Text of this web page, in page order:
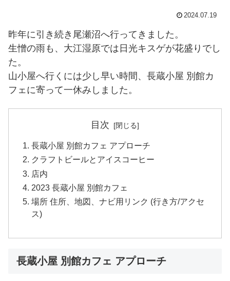
2024.07.19
昨年に引き続き尾瀬沼へ行ってきました。
生憎の雨も、大江湿原では日光キスゲが花盛りでし
た。
山小屋へ行くには少し早い時間、長蔵小屋 別館カ
フェに寄って一休みしました。
目次
長蔵小屋 別館カフェ アプローチ
クラフトビールとアイスコーヒー
店内
2023 長蔵小屋 別館カフェ
場所 住所、地図、ナビ用リンク (行き方/アクセ
ス)
長蔵小屋 別館カフェ アプローチ